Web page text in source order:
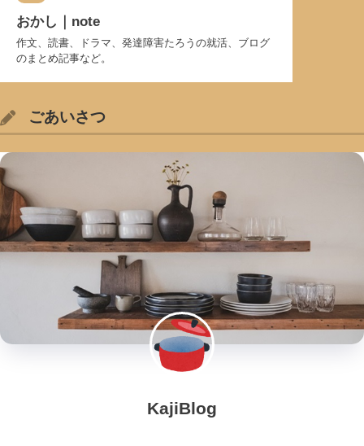
おかし｜note
作文、読書、ドラマ、発達障害たろうの就活、ブログ
のまとめ記事など。
ごあいさつ
KajiBlog